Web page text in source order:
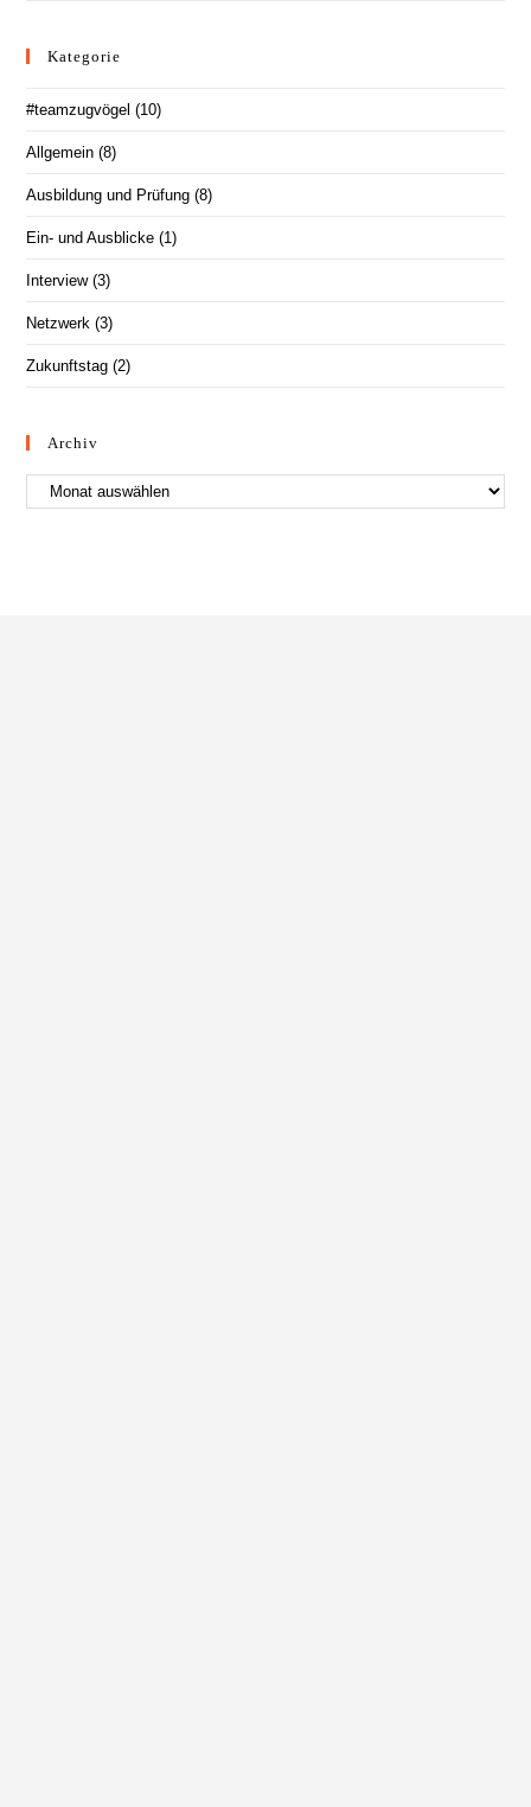
Kategorie
#teamzugvögel (10)
Allgemein (8)
Ausbildung und Prüfung (8)
Ein- und Ausblicke (1)
Interview (3)
Netzwerk (3)
Zukunftstag (2)
Archiv
Archiv